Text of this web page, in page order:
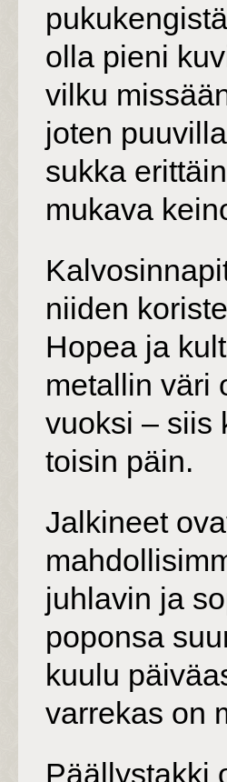
olla pieni
vilku
joten
sukka
mukava
niiden
Hopea ja
metallin väri
vuoksi – siis
toisin päin.
Jalkineet
juhlavin ja
poponsa
kuulu
varrekas on
Päällystakki